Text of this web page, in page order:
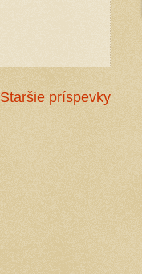
Staršie príspevky